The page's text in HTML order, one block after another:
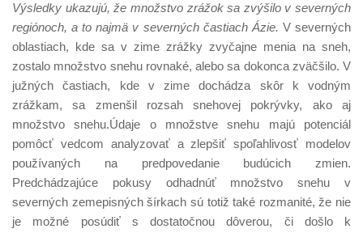
Výsledky ukazujú, že množstvo zrážok sa zvýšilo v severných
regiónoch, a to najmä v severných častiach Ázie. V severných
oblastiach, kde sa v zime zrážky zvyčajne menia na sneh,
zostalo množstvo snehu rovnaké, alebo sa dokonca zväčšilo. V
južných častiach, kde v zime dochádza skôr k vodným
zrážkam, sa zmenšil rozsah snehovej pokrývky, ako aj
množstvo snehu.Údaje o množstve snehu majú potenciál
pomôcť vedcom analyzovať a zlepšiť spoľahlivosť modelov
používaných na predpovedanie budúcich zmien.
Predchádzajúce pokusy odhadnúť množstvo snehu v
severných zemepisných šírkach sú totiž také rozmanité, že nie
je možné posúdiť s dostatočnou dôverou, či došlo k